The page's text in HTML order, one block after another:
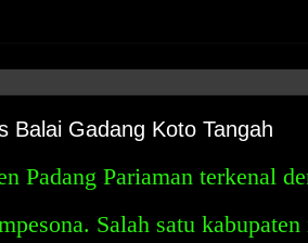
Balai Gadang Koto Tangah
Padang Pariaman terkenal
Salah satu